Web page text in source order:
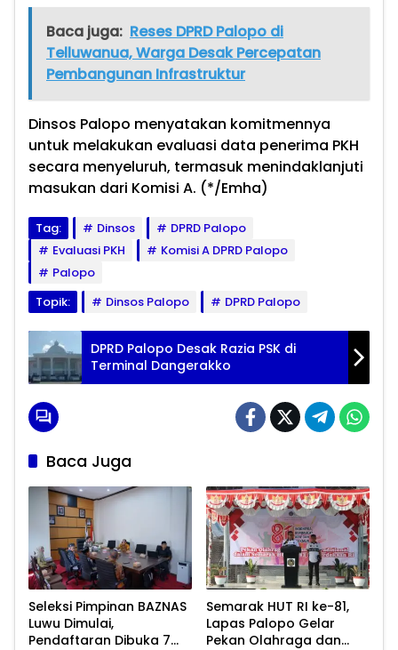
Baca juga: Reses DPRD Palopo di
Telluwanua, Warga Desak Percepatan
Pembangunan Infrastruktur
Dinsos Palopo menyatakan komitmennya
untuk melakukan evaluasi data penerima PKH
secara menyeluruh, termasuk menindaklanjuti
masukan dari Komisi A. (*/Emha)
Tag: Dinsos
DPRD Palopo
Evaluasi PKH
Komisi A DPRD Palopo
Palopo
Topik:
Dinsos Palopo DPRD Palopo
DPRD Palopo Desak Razia PSK di
Terminal Dangerakko
Baca Juga
Seleksi Pimpinan BAZNAS
Luwu Dimulai,
Pendaftaran Dibuka 7
Semarak HUT RI ke-81,
Lapas Palopo Gelar
Pekan Olahraga dan